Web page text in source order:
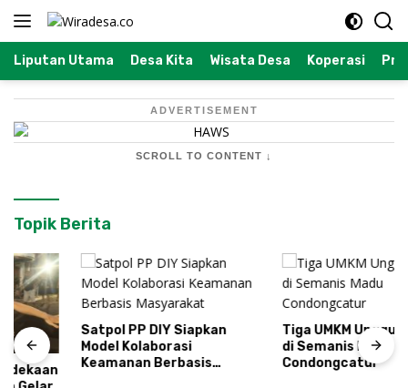
Langsung
Liputan Utama Desa Kita Wisata Desa Koperasi
ADVERTISEMENT
SCROLL TO CONTENT ↓
Topik Berita
Satpol PP DIY Siapkan
Model Kolaborasi
Keamanan Berbasis
Masyarakat
Tiga UMKM Unggulan Hadir
di Semanis Madu
Condongcatur